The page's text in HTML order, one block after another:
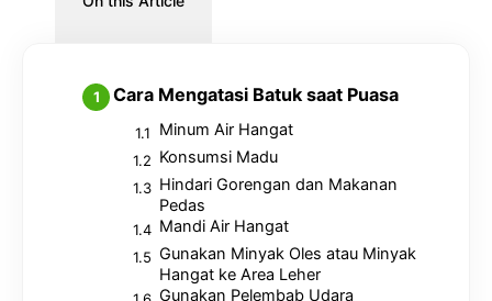
Cara Mengatasi Batuk saat Puasa
Minum Air Hangat
Konsumsi Madu
Hindari Gorengan dan Makanan
Pedas
Mandi Air Hangat
Gunakan Minyak Oles atau Minyak
Hangat ke Area Leher
Gunakan Pelembab Udara